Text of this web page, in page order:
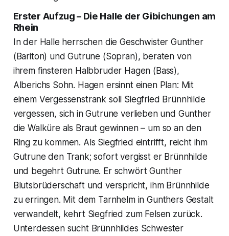
Erster Aufzug – Die Halle der Gibichungen am
Rhein
In der Halle herrschen die Geschwister Gunther
(Bariton) und Gutrune (Sopran), beraten von
ihrem finsteren Halbbruder Hagen (Bass),
Alberichs Sohn. Hagen ersinnt einen Plan: Mit
einem Vergessenstrank soll Siegfried Brünnhilde
vergessen, sich in Gutrune verlieben und Gunther
die Walküre als Braut gewinnen – um so an den
Ring zu kommen. Als Siegfried eintrifft, reicht ihm
Gutrune den Trank; sofort vergisst er Brünnhilde
und begehrt Gutrune. Er schwört Gunther
Blutsbrüderschaft und verspricht, ihm Brünnhilde
zu erringen. Mit dem Tarnhelm in Gunthers Gestalt
verwandelt, kehrt Siegfried zum Felsen zurück.
Unterdessen sucht Brünnhildes Schwester